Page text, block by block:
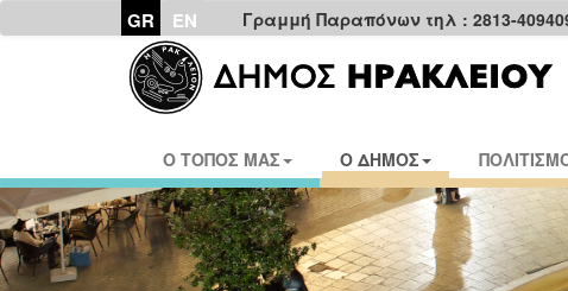
GR EN Γραμμή Παραπόνων τηλ : 2813-
Ο ΤΟΠΟΣ ΜΑΣ Ο ΔΗΜΟΣ